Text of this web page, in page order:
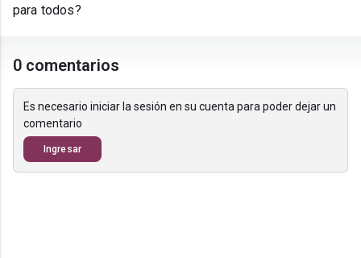
para todos?
0 comentarios
Es necesario iniciar la sesión en su cuenta para poder dejar un
comentario
Ingresar